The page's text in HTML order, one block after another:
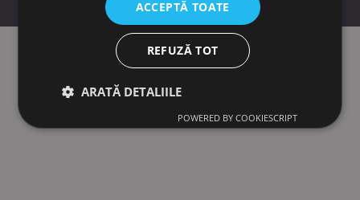
© 2026 SANY EXCAVATOARE
ACCEPTĂ TOATE
REFUZĂ TOT
ARATĂ DETALIILE
POWERED BY COOKIESCRIPT